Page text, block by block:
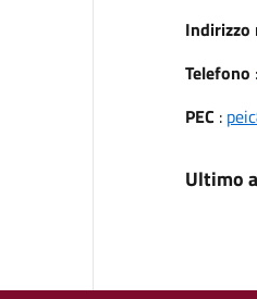
Indirizzo
Telefono :
PEC :
Ultimo